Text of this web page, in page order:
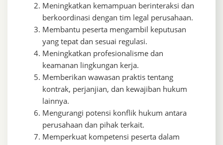
Meningkatkan kemampuan berinteraksi dan
berkoordinasi dengan tim legal perusahaan.
Membantu peserta mengambil keputusan
yang tepat dan sesuai regulasi.
Meningkatkan profesionalisme dan
keamanan lingkungan kerja.
Memberikan wawasan praktis tentang
kontrak, perjanjian, dan kewajiban hukum
lainnya.
Mengurangi potensi konflik hukum antara
perusahaan dan pihak terkait.
Memperkuat kompetensi peserta dalam